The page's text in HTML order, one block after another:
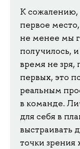
К сожалению,
первое
не менее мы
получилось,
время не зря,
первых, это
реальным
в команде.
для себя в
выстраивать
точки зрения